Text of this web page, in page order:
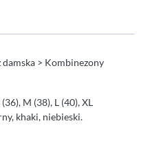
> Kombinezony
M (38), L (40), XL
khaki, niebieski.